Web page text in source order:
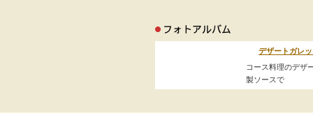
デザートガレ
コース料理のデザ
製ソースで